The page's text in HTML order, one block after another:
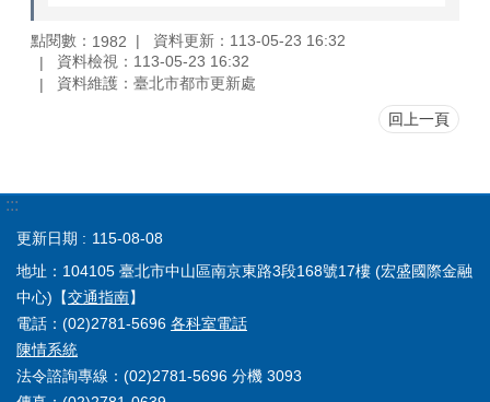
點閱數： 1982
資料更新：113-05-23 16:32
資料檢視：113-05-23 16:32
資料維護：臺北市都市更新處
回上一頁
:::
更新日期
115-08-08
地址：104105 臺北市中山區南京東路3段168號17樓 (宏盛國際金融
中心)【交通指南】
電話：(02)2781-5696 各科室電話
陳情系統
法令諮詢專線：(02)2781-5696 分機 3093